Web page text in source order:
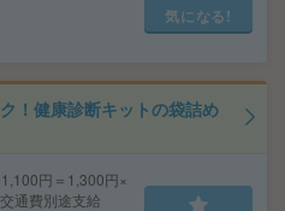
気になる!
！健康診断キットの袋詰め
円＝1,300円×
通費別途支給